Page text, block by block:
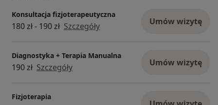
Konsultacja fizjoterapeutyczna
180 zł - 190 zł Szczegóły Umów wizytę
Diagnostyka + Terapia Manualna
190 zł Szczegóły Umów wizytę
Fizjoterapia